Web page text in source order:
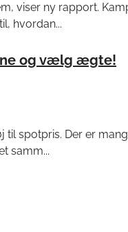
viser ny rapport.
hvordan...
og vælg ægte!
spotpris. Der er
samm...